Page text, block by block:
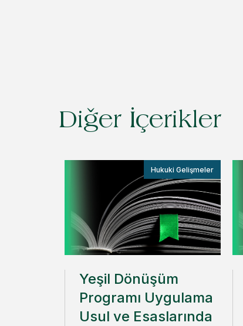
Diğer İçerikler
Hukuki Gelişmeler
Yeşil Dönüşüm
Programı Uygulama
Usul ve Esaslarında